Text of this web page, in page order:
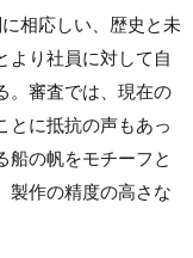
相応しい、歴史と未
より社員に対して自
。審査では、現在の
とに抵抗の声もあっ
船の帆をモチーフと
製作の精度の高さな